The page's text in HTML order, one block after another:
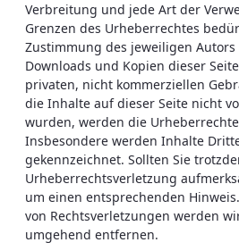
Verbreitung und jede Art der
Grenzen des Urheberrechtes
Zustimmung des jeweiligen Autors
Downloads und Kopien dieser
privaten, nicht kommerziellen
die Inhalte auf dieser Seite nicht
wurden, werden die
Insbesondere werden Inhalte
gekennzeichnet. Sollten Sie
Urheberrechtsverletzung
um einen entsprechenden
von Rechtsverletzungen werden
umgehend entfernen.